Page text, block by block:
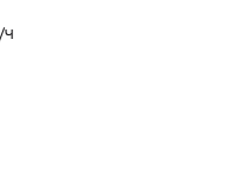
интересуют
время.
ч